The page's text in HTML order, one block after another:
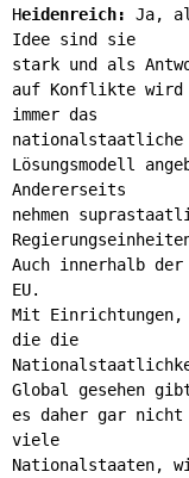
Heidenreich:
Ja,
Idee sind sie
stark und als
auf Konflikte wird
immer das
nationalstaatliche
Lösungsmodell
Andererseits
nehmen
Auch innerhalb der
EU.
Mit Einrichtungen,
die die
Global gesehen
es daher gar nicht
viele
Nationalstaaten,